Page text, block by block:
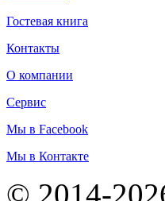
Гостевая книга
Контакты
О компании
Сервис
Мы в Facebook
Мы в Контакте
© 2014-